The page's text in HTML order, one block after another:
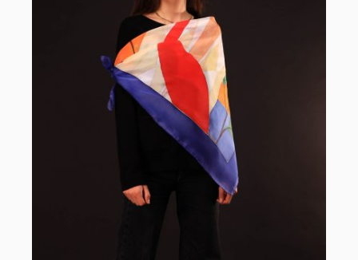
AÑADIR AL CARRITO DETALLES